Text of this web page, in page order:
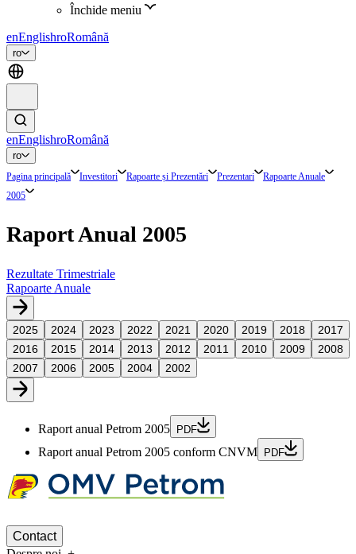
Închide meniu
enEnglishroRomână
ro
enEnglishroRomână
ro
Pagina principală Investitori Rapoarte și Prezentări Prezentari
Rapoarte Anuale
2005
Raport Anual 2005
Rezultate Trimestriale
Rapoarte Anuale
2025 2024 2023 2022 2021 2020 2019 2018
2017
2016
2015 2014 2013 2012 2011 2010 2009
2008
2007
2006 2005 2004 2002
Raport anual Petrom 2005 PDF
Raport anual Petrom 2005 conform CNVM PDF
Contact